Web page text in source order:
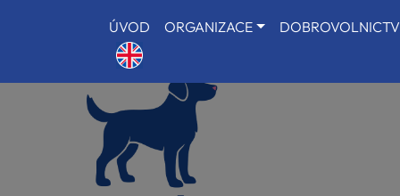
ÚVOD ORGANIZACE